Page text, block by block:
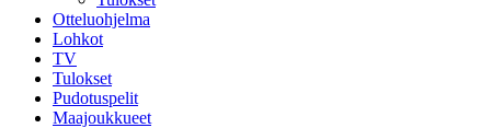
Otteluohjelma
Lohkot
TV
Tulokset
Pudotuspelit
Maajoukkueet